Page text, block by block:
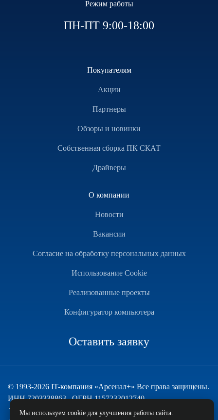
Режим работы
ПН-ПТ 9:00-18:00
Покупателям
Акции
Партнеры
Обзоры и новинки
Собственная сборка ПК СКАТ
Драйверы
О компании
Новости
Вакансии
Согласие на обработку персональных данных
Использование Cookie
Реализованные проекты
Конфигуратор компьютера
Оставить заявку
© 1993-2026 IT-компания «Арсенал+» Все права защищены.
ИНН 7203338863 , ОГРН 1157232012740
Техническая поддержка
Мы используем cookie для улучшения работы сайта.